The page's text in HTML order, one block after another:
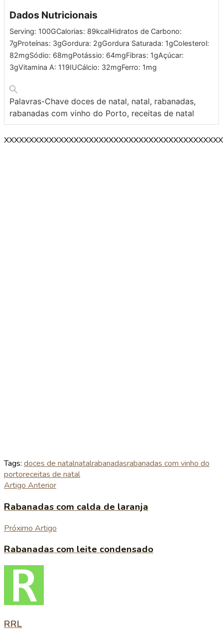
Dados Nutricionais
Serving: 100GCalorias: 89kcalHidratos de Carbono:
7gProteínas: 3gGordura: 2gGordura Saturada: 1gColesterol:
82mgSódio: 68mgPotássio: 64mgFibras: 1gAçúcar:
3gVitamina A: 119IUCálcio: 32mgFerro: 1mg
Palavras-Chave doces de natal, natal, rabanadas,
rabanadas com vinho do Porto, receitas de natal
Tags: doces de natalnatalrabanadasrabanadas com vinho do
portoreceitas de natal
Artigo Anterior
Rabanadas com calda de laranja
Próximo Artigo
Rabanadas com leite condensado
RRL